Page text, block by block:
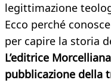
legittimazione
Ecco perché
per capire la storia
L’editrice
pubblicazione della